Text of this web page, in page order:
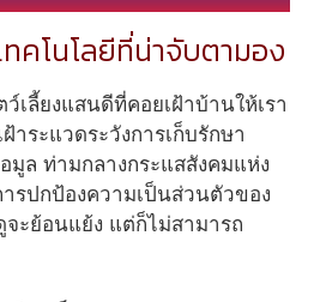
คโนโลยีที่น่าจับตามอง
ว์เลี้ยงแสนดีที่คอยเฝ้าบ้านให้เรา
าระแวดระวังการเก็บรักษา
ล ท่ามกลางกระแสสังคมแห่ง
รปกป้องความเป็นส่วนตัวของ
ะย้อนแย้ง แต่ก็ไม่สามารถ